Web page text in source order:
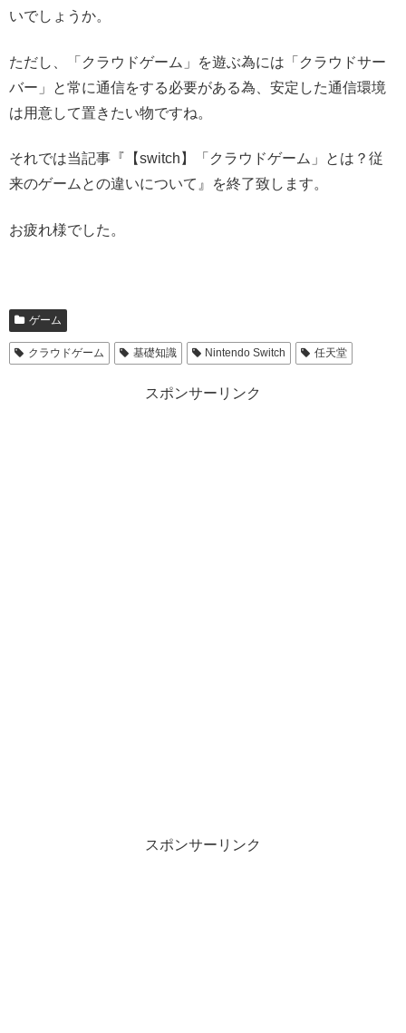
いでしょうか。
ただし、「クラウドゲーム」を遊ぶ為には「クラウドサー
バー」と常に通信をする必要がある為、安定した通信環境
は用意して置きたい物ですね。
それでは当記事『【switch】「クラウドゲーム」とは？従
来のゲームとの違いについて』を終了致します。
お疲れ様でした。
ゲーム
クラウドゲーム 基礎知識 Nintendo Switch 任天堂
スポンサーリンク
スポンサーリンク